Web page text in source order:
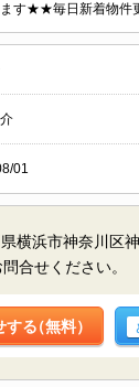
ます★★毎日新着物件
01
横浜市神奈川区
合せください。
する（無料）